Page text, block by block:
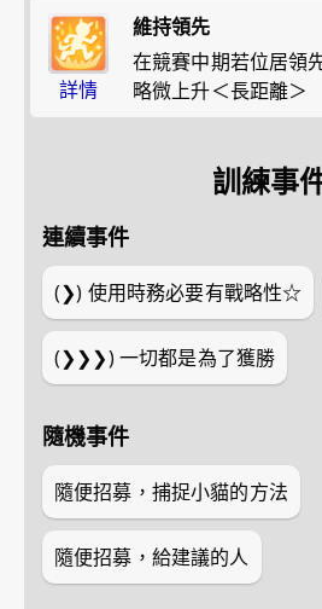
詳情
維持領先
在競賽中期若位居領
略微上升＜長距離＞
訓練事
連續事件
(❯) 使用時務必要有戰略性☆
(❯❯❯) 一切都是為了獲勝
隨機事件
隨便招募，捕捉小貓的方法
隨便招募，給建議的人